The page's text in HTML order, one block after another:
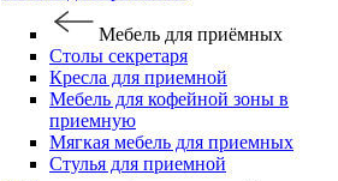
Мебель для приёмных
Столы секретаря
Кресла для приемной
Мебель для кофейной зоны в
приемную
Мягкая мебель для приемных
Стулья для приемной